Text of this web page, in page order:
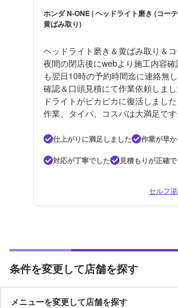
ホンダ N-ONE | ヘッドライト磨き (コー
黄ばみ取り)
ヘッドライト磨き＆黄ばみ取り＆
夜間の閉店後にwebより施工内容
も翌日10時の予約時間迄に連絡無
確認＆口頭見積にて作業依頼しま
ドライトがピカピカに復活しまし
作業、タイパ、コスパは大満足で
仕上がりに満足しました
作業が早
対応が丁寧でした
見積もりが正確
セルフ
条件を変更して店舗を探す
メニューを変更して店舗を探す